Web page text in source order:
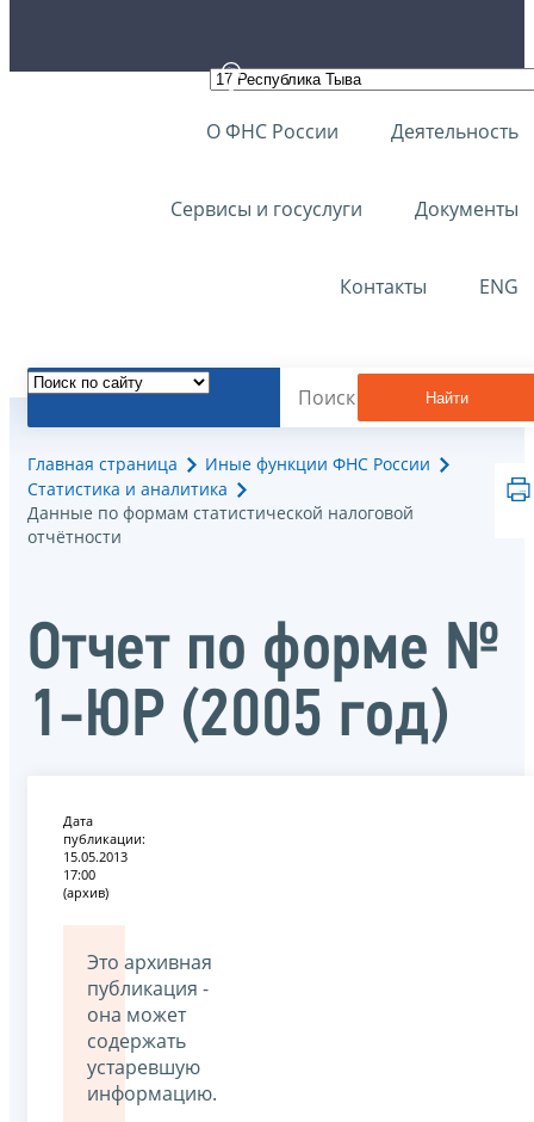
О ФНС России Деятельность
Сервисы и госуслуги Документы
Контакты ENG
Найти
Главная страница
Иные функции ФНС России
Статистика и аналитика
Данные по формам статистической налоговой
отчётности
Отчет по форме №
1-ЮР (2005 год)
Дата
публикации:
15.05.2013
17:00
(архив)
Это архивная
публикация -
она может
содержать
устаревшую
информацию.